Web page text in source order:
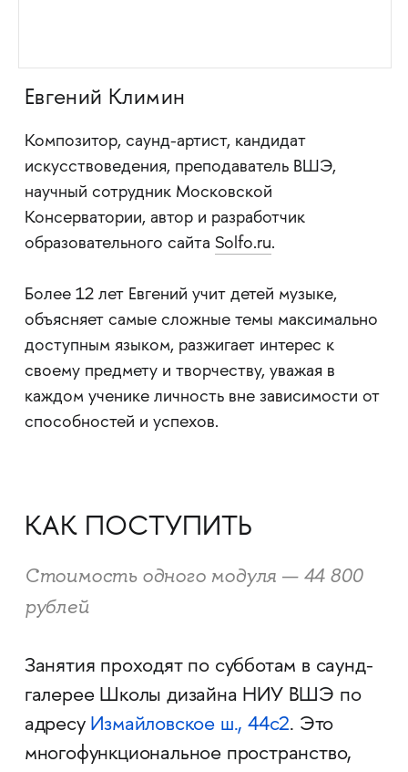
Евгений Климин
Композитор, саунд-артист, кандидат
искусствоведения, преподаватель ВШЭ,
научный сотрудник Московской
Консерватории, автор и разработчик
образовательного сайта Solfo.ru.
Более 12 лет Евгений учит детей музыке,
объясняет самые сложные темы максимально
доступным языком, разжигает интерес к
своему предмету и творчеству, уважая в
каждом ученике личность вне зависимости от
способностей и успехов.
КАК ПОСТУПИТЬ
Стоимость одного модуля — 44 800
рублей
Занятия проходят по субботам в саунд-
галерее Школы дизайна НИУ ВШЭ по
адресу Измайловское ш., 44с2. Это
многофункциональное пространство,